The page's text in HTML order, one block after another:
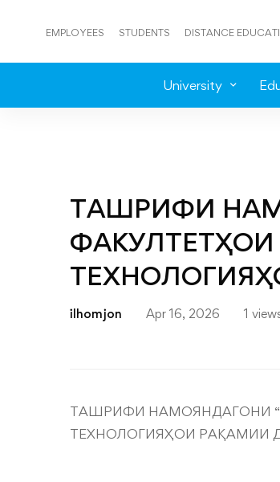
EMPLOYEES STUDENTS DISTANCE
University
ТАШРИФИ
ilhomjon Apr 16, 2026 1
ТАШРИФИ НАМОЯНДАГОНИ
ТЕХНОЛОГИЯҲОИ РАҚАМИИ